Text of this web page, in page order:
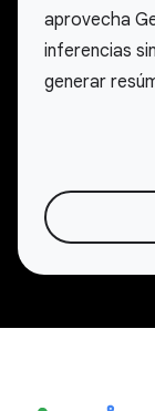
aprovecha
inferencias
generar